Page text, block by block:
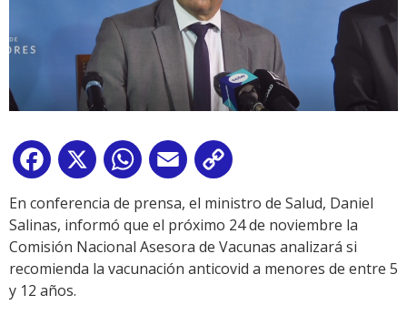
Facebook
X WhatsApp
Email
Link
En conferencia de prensa, el ministro de Salud, Daniel
Salinas, informó que el próximo 24 de noviembre la
Comisión Nacional Asesora de Vacunas analizará si
recomienda la vacunación anticovid a menores de entre 5
y 12 años.